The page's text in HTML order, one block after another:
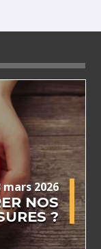
mars 2026
NOS
?